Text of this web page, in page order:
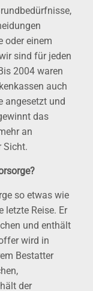
oder einem
sind für jeden
2004 waren
auch
angesetzt und
das
an
Sicht.
so etwas wie
Reise. Er
und enthält
wird in
Bestatter
der